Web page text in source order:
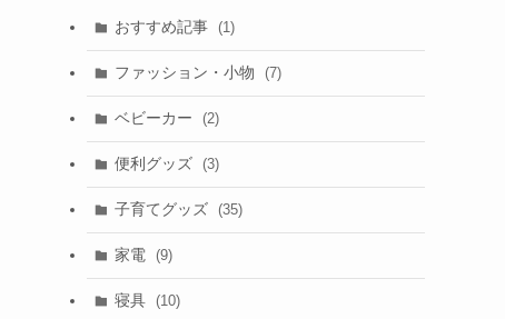
おすすめ記事 (1)
ファッション・小物 (7)
ベビーカー (2)
便利グッズ (3)
子育てグッズ (35)
家電 (9)
寝具 (10)